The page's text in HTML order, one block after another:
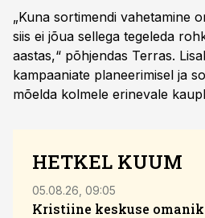
„Kuna sortimendi vahetamine
siis ei jõua sellega tegeleda
aastas,“ põhjendas Terras.
kampaaniate planeerimisel ja
mõelda kolmele erinevale
HETKEL KUUM
05.08.26, 09:05
Kristiine keskuse omanik